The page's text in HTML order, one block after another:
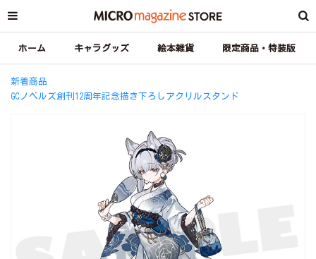
ホーム キャラグッズ 絵本雑貨 限定商品・特装版
新着商品
GCノベルズ創刊12周年記念描き下ろしアクリルスタンド